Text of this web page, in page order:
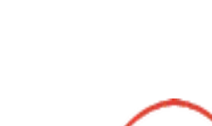
Experiencias